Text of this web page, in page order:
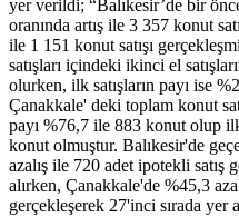
yer verildi; “Balıkesir’de bir
oranında artış ile 3 357 konut
ile 1 151 konut satışı
satışları içindeki ikinci el
olurken, ilk satışların payı ise
Çanakkale' deki toplam konut
payı %76,7 ile 883 konut olup
konut olmuştur. Balıkesir'de
azalış ile 720 adet ipotekli satış
alırken, Çanakkale'de %45,3
gerçekleşerek 27'inci sırada yer